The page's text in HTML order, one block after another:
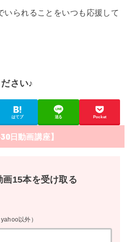
いられることをいつも応援して
さい♪
はてブ 送る Pocket
30日動画講座】
画15本を受け取る
以外）